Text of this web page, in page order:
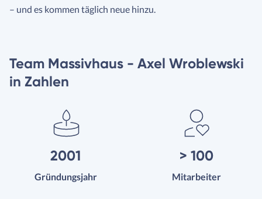
– und es kommen täglich neue hinzu.
Team Massivhaus - Axel Wroblewski
in Zahlen
2001
Gründungsjahr
> 100
Mitarbeiter